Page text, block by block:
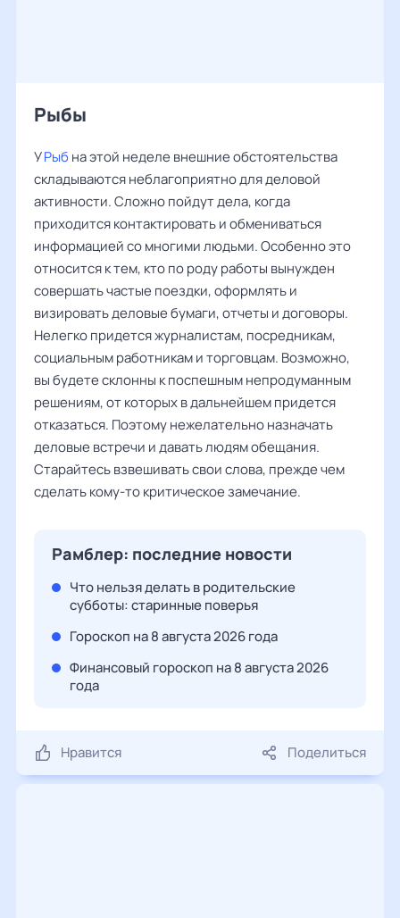
Рыбы ‌‌
УРыб на этой неделе внешние обстоятельства
складываются неблагоприятно для деловой
активности. Сложно пойдут дела, когда
приходится контактировать и обмениваться
информацией со многими людьми. Особенно это
относится к тем, кто по роду работы вынужден
совершать частые поездки, оформлять и
визировать деловые бумаги, отчеты и договоры.
Нелегко придется журналистам, посредникам,
социальным работникам и торговцам. Возможно,
вы будете склонны к поспешным непродуманным
решениям, от которых в дальнейшем придется
отказаться. Поэтому нежелательно назначать
деловые встречи и давать людям обещания.
Старайтесь взвешивать свои слова, прежде чем
сделать кому-то критическое замечание.
Рамблер: последние новости
Что нельзя делать в родительские
субботы: старинные поверья
Гороскоп на 8 августа 2026 года
Финансовый гороскоп на 8 августа 2026
года
Нравится Поделиться